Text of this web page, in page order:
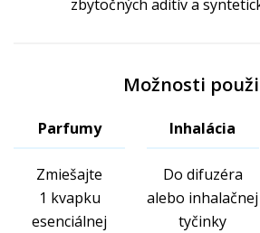
zbytočných aditív a
Možnosti
Parfumy
Zmiešajte
1 kvapku
esenciálnej
Inhalácia
Do difuzéra
alebo inhalačnej
tyčinky